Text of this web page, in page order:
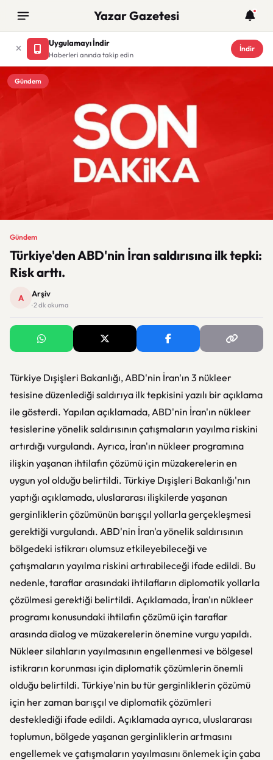
Yazar Gazetesi
Uygulamayı İndir
Haberleri anında takip edin
İndir
Gündem
Gündem
Türkiye'den ABD'nin İran saldırısına ilk tepki:
Risk arttı.
A Arşiv
· 2 dk okuma
Türkiye Dışişleri Bakanlığı, ABD'nin İran'ın 3 nükleer
tesisine düzenlediği saldırıya ilk tepkisini yazılı bir açıklama
ile gösterdi. Yapılan açıklamada, ABD'nin İran'ın nükleer
tesislerine yönelik saldırısının çatışmaların yayılma riskini
artırdığı vurgulandı. Ayrıca, İran'ın nükleer programına
ilişkin yaşanan ihtilafın çözümü için müzakerelerin en
uygun yol olduğu belirtildi. Türkiye Dışişleri Bakanlığı'nın
yaptığı açıklamada, uluslararası ilişkilerde yaşanan
gerginliklerin çözümünün barışçıl yollarla gerçekleşmesi
gerektiği vurgulandı. ABD'nin İran'a yönelik saldırısının
bölgedeki istikrarı olumsuz etkileyebileceği ve
çatışmaların yayılma riskini artırabileceği ifade edildi. Bu
nedenle, taraflar arasındaki ihtilafların diplomatik yollarla
çözülmesi gerektiği belirtildi. Açıklamada, İran'ın nükleer
programı konusundaki ihtilafın çözümü için taraflar
arasında dialog ve müzakerelerin önemine vurgu yapıldı.
Nükleer silahların yayılmasının engellenmesi ve bölgesel
istikrarın korunması için diplomatik çözümlerin önemli
olduğu belirtildi. Türkiye'nin bu tür gerginliklerin çözümü
için her zaman barışçıl ve diplomatik çözümleri
desteklediği ifade edildi. Açıklamada ayrıca, uluslararası
toplumun, bölgede yaşanan gerginliklerin artmasını
engellemek ve çatışmaların yayılmasını önlemek için çaba